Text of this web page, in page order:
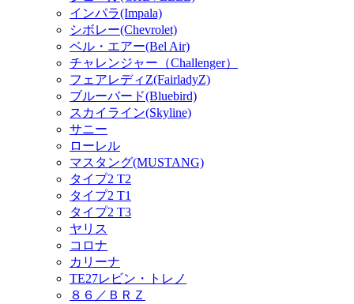
インパラ(Impala)
シボレー(Chevrolet)
ベル・エアー(Bel Air)
チャレンジャー（Challenger）
フェアレディZ(FairladyZ)
ブルーバード(Bluebird)
スカイライン(Skyline)
サニー
ローレル
マスタング(MUSTANG)
タイプ2 T2
タイプ2 T1
タイプ2 T3
ヤリス
コロナ
カリーナ
TE27レビン・トレノ
８６／ＢＲＺ